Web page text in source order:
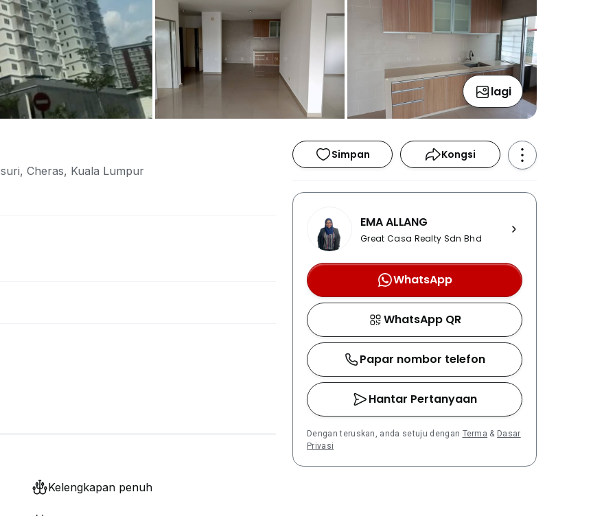
lagi
Cheras, Kuala Lumpur
Kelengkapan penuh
Simpan Kongsi
EMA ALLANG
Great Casa Realty Sdn Bhd
WhatsApp
WhatsApp QR
Papar nombor telefon
Hantar Pertanyaan
Dengan teruskan, anda setuju dengan Terma & Dasar
Privasi